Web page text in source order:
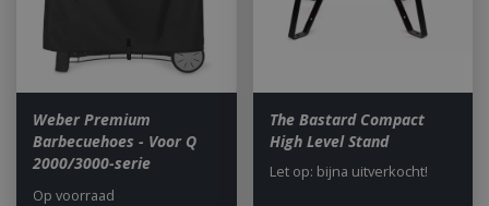
Weber Premium
Barbecuehoes - Voor Q
2000/3000-serie
Op voorraad
The Bastard Compact
High Level Stand
Let op: bijna uitverkocht!